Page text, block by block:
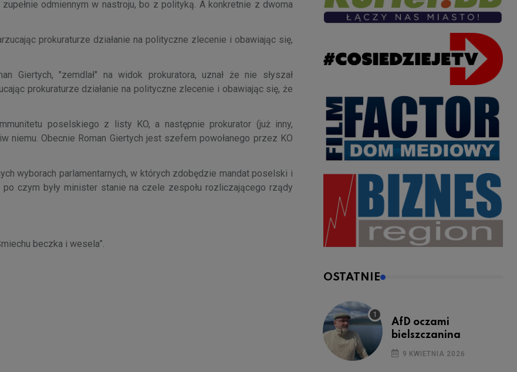
odmiennym w nastroju, bo z polityką. A konkretnie z dwoma
prokuraturze działanie na polityczne zlecenie i obawiając się,
Giertych, "zemdlał" na widok prokuratora, uznał że nie słyszał
prokuraturze działanie na polityczne zlecenie i obawiając się, że
poselskiego z listy KO, a następnie prokurator (już inny,
Obecnie Roman Giertych jest szefem powołanego przez KO
wyborach parlamentarnych, w których zdobędzie mandat poselski i
czym były minister stanie na czele zespołu rozliczającego rządy
beczka i wesela”.
OSTATNIE
AfD oczami
bielszczanina
9 KWIETNIA 2026